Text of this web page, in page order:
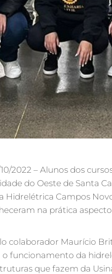
2022 – Alunos dos
do Oeste de Santa
Hidrelétrica Campos
na prática
colaborador Maurício
funcionamento da
que fazem da